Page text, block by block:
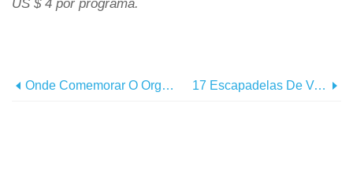
US $ 4 por programa.
Onde Comemorar O Orgulho De 2021 No Estado De Nova York 17 Escapadelas De Verão Para Toda A Família No Estado De Nova York